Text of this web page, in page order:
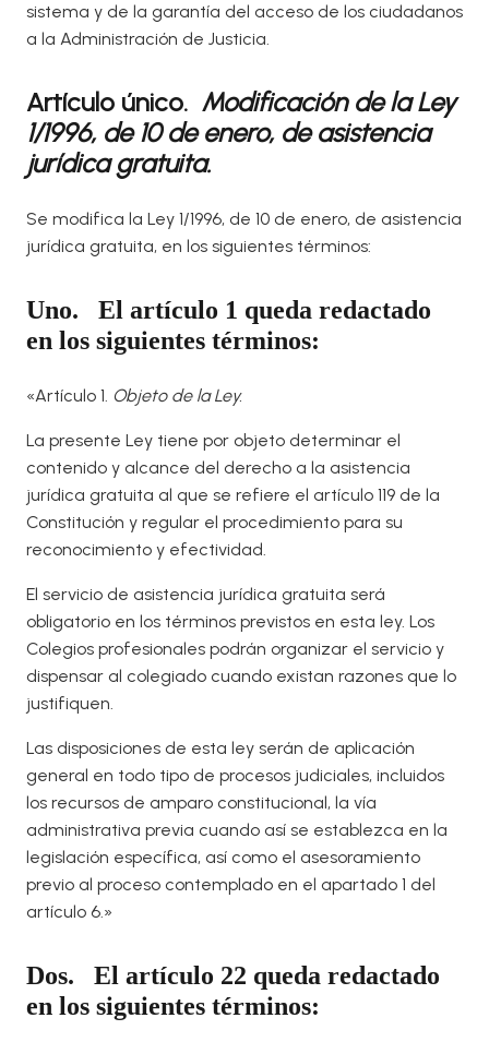
sistema y de la garantía del acceso de los ciudadanos
a la Administración de Justicia.
Artículo único. Modificación de la Ley
1/1996, de 10 de enero, de asistencia
jurídica gratuita.
Se modifica la Ley 1/1996, de 10 de enero, de asistencia
jurídica gratuita, en los siguientes términos:
Uno. El artículo 1 queda redactado
en los siguientes términos:
«Artículo 1. Objeto de la Ley.
La presente Ley tiene por objeto determinar el
contenido y alcance del derecho a la asistencia
jurídica gratuita al que se refiere el artículo 119 de la
Constitución y regular el procedimiento para su
reconocimiento y efectividad.
El servicio de asistencia jurídica gratuita será
obligatorio en los términos previstos en esta ley. Los
Colegios profesionales podrán organizar el servicio y
dispensar al colegiado cuando existan razones que lo
justifiquen.
Las disposiciones de esta ley serán de aplicación
general en todo tipo de procesos judiciales, incluidos
los recursos de amparo constitucional, la vía
administrativa previa cuando así se establezca en la
legislación específica, así como el asesoramiento
previo al proceso contemplado en el apartado 1 del
artículo 6.»
Dos. El artículo 22 queda redactado
en los siguientes términos: